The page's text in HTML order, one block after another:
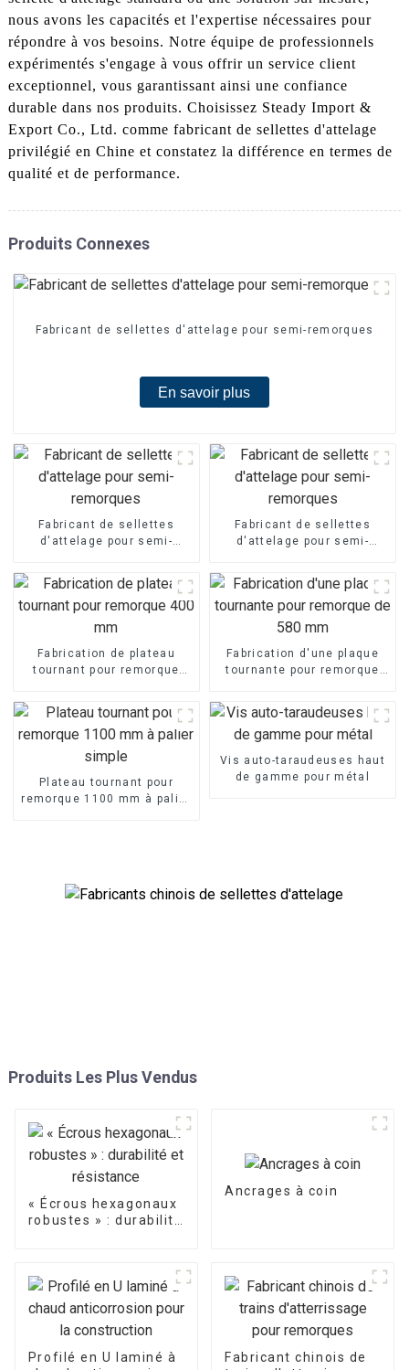
nous avons les capacités et l'expertise nécessaires pour
répondre à vos besoins. Notre équipe de professionnels
expérimentés s'engage à vous offrir un service client
exceptionnel, vous garantissant ainsi une confiance
durable dans nos produits. Choisissez Steady Import &
Export Co., Ltd. comme fabricant de sellettes d'attelage
privilégié en Chine et constatez la différence en termes de
qualité et de performance.
Produits Connexes
Fabricant de sellettes d'attelage pour semi-remorques
En savoir plus
Fabricant de sellettes
d'attelage pour semi-
Fabricant de sellettes
d'attelage pour semi-
Fabrication de plateau
tournant pour remorque
Fabrication d'une plaque
tournante pour remorque
Plateau tournant pour
remorque 1100 mm à palier
Vis auto-taraudeuses haut
de gamme pour métal
Produits Les Plus Vendus
« Écrous hexagonaux
robustes » : durabilité
Ancrages à coin
Profilé en U laminé à
Fabricant chinois de